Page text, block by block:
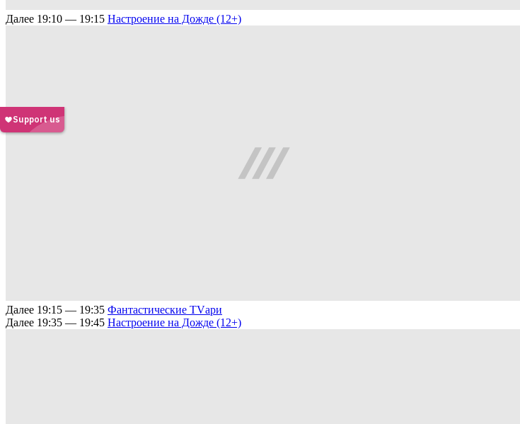
Далее 19:10 — 19:15 Настроение на Дожде (12+)
Далее 19:15 — 19:35 Фантастические TVари
Далее 19:35 — 19:45 Настроение на Дожде (12+)